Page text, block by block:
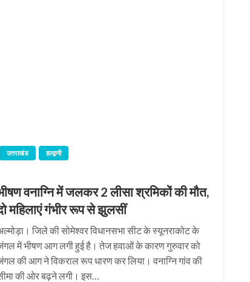
उत्तराखंड हल्द्वानी
वनाग्नि में जलकर 2 लीसा श्रमिकों की मौत,
महिलाएं गंभीर रूप से झुलसीं
जिले की सोमेश्वर विधानसभा सीट के स्यूनराकोट के
में भीषण आग लगी हुई है। तेज हवाओं के कारण गुरुवार को
की आग ने विकराल रूप धारण कर लिया। वनाग्नि गांव की
की ओर बढ़ने लगी। इस…